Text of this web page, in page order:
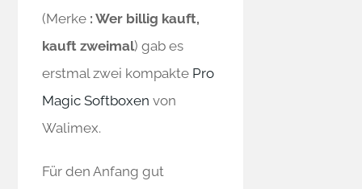
(Merke : Wer billig kauft,
kauft zweimal) gab es
erstmal zwei kompakte Pro
Magic Softboxen von
Walimex.
Für den Anfang gut